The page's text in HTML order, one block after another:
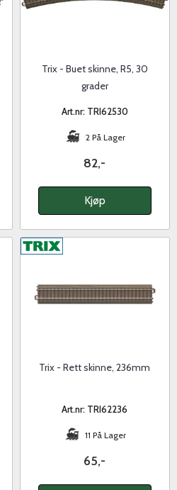
Trix - Buet skinne, R5, 30
grader
Art.nr: TRI62530
2 På Lager
82,-
Kjøp
Trix - Rett skinne, 236mm
Art.nr: TRI62236
11 På Lager
65,-